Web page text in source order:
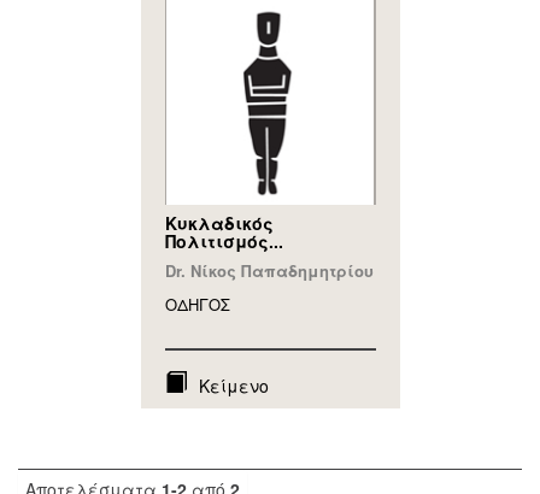
Κυκλαδικός
Πολιτισμός...
Dr. Νίκος Παπαδημητρίου
ΟΔΗΓΟΣ
Κείμενο